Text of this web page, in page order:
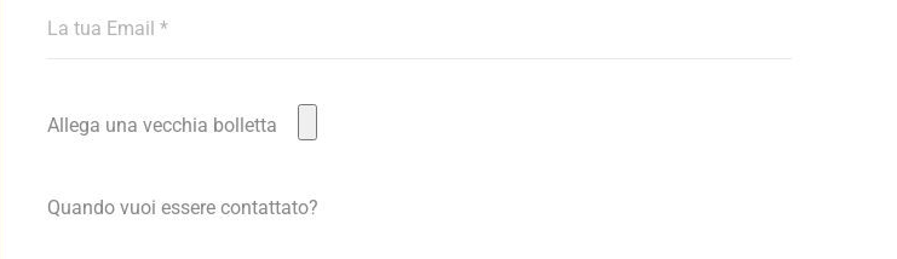
Allega una vecchia bolletta
Quando vuoi essere contattato?